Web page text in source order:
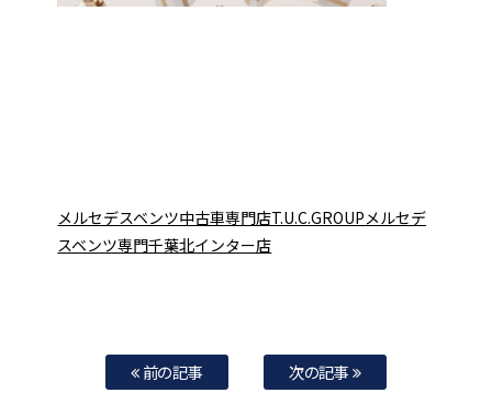
メルセデスベンツ中古車専門店T.U.C.GROUPメルセデ
スベンツ専門千葉北インター店
前の記事 次の記事